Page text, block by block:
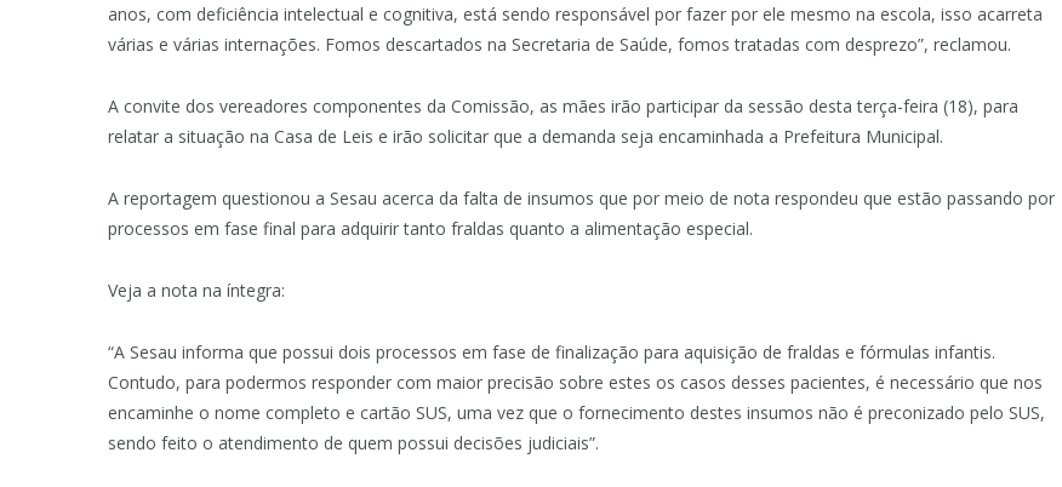
anos, com deficiência intelectual e cognitiva, está sendo responsável por fazer por ele mesmo na escola, isso acarreta
várias e várias internações. Fomos descartados na Secretaria de Saúde, fomos tratadas com desprezo”, reclamou.
A convite dos vereadores componentes da Comissão, as mães irão participar da sessão desta terça-feira (18), para
relatar a situação na Casa de Leis e irão solicitar que a demanda seja encaminhada a Prefeitura Municipal.
A reportagem questionou a Sesau acerca da falta de insumos que por meio de nota respondeu que estão passando por
processos em fase final para adquirir tanto fraldas quanto a alimentação especial.
Veja a nota na íntegra:
“A Sesau informa que possui dois processos em fase de finalização para aquisição de fraldas e fórmulas infantis.
Contudo, para podermos responder com maior precisão sobre estes os casos desses pacientes, é necessário que nos
encaminhe o nome completo e cartão SUS, uma vez que o fornecimento destes insumos não é preconizado pelo SUS,
sendo feito o atendimento de quem possui decisões judiciais”.